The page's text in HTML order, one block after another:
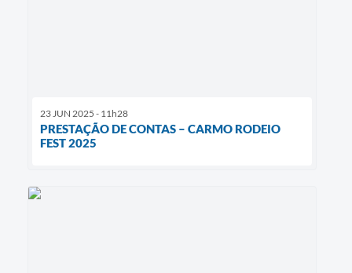
23 JUN 2025 - 11h28
PRESTAÇÃO DE CONTAS – CARMO RODEIO
FEST 2025